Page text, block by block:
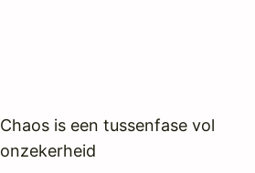
Chaos is een tussenfase vol
onzekerheid